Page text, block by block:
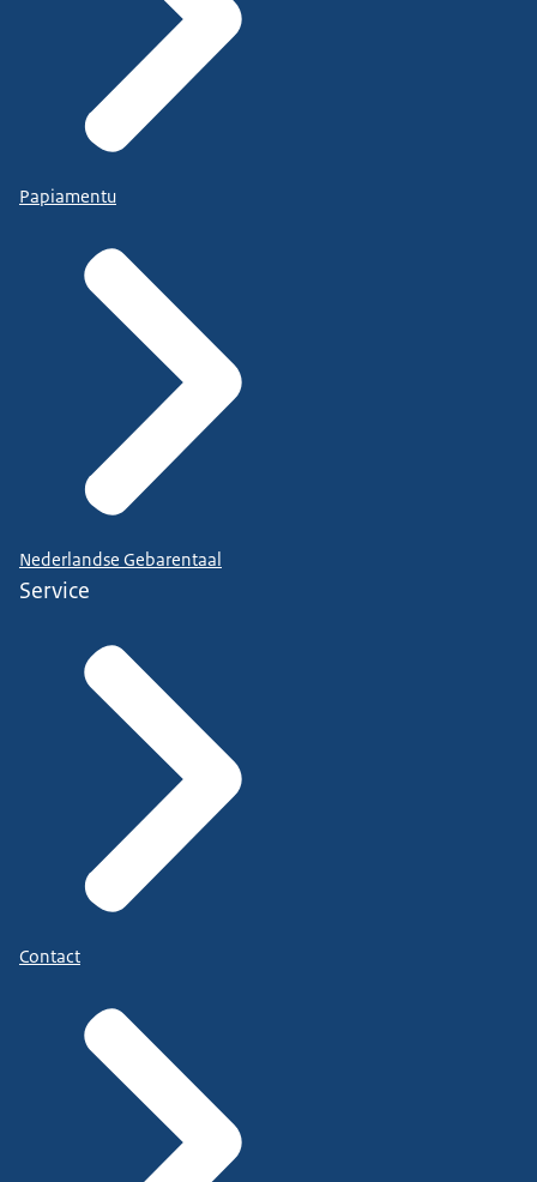
Papiamentu
Nederlandse Gebarentaal
Service
Contact